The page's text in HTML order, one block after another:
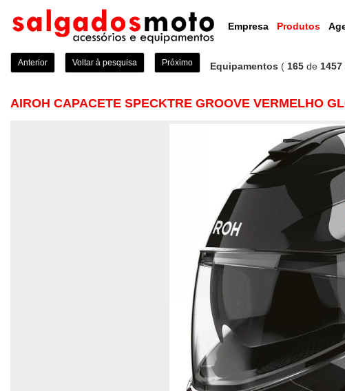
Empresa Produtos
Anterior Voltar à pesquisa Próximo Equipamentos ( 165 de 1457
AIROH CAPACETE SPECKTRE GROOVE VERMELHO